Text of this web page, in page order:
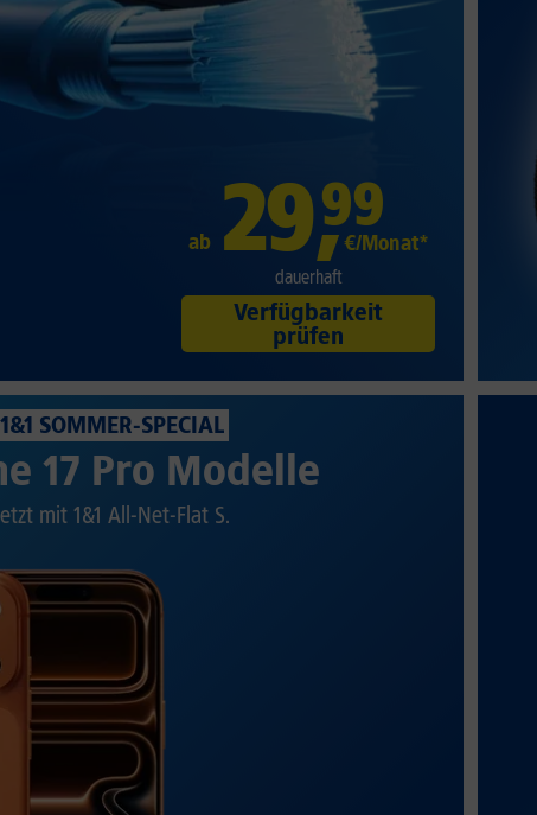
ab 29,99
€/Monat*
dauerhaft
Verfügbarkeit
prüfen
1&1 SOMMER-SPECIAL
17 Pro Modelle
mit 1&1 All-Net-Flat S.